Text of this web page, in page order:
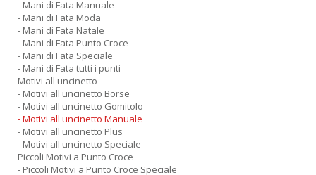
- Mani di Fata Manuale
- Mani di Fata Moda
- Mani di Fata Natale
- Mani di Fata Punto Croce
- Mani di Fata Speciale
- Mani di Fata tutti i punti
Motivi all uncinetto
- Motivi all uncinetto Borse
- Motivi all uncinetto Gomitolo
- Motivi all uncinetto Manuale
- Motivi all uncinetto Plus
- Motivi all uncinetto Speciale
Piccoli Motivi a Punto Croce
- Piccoli Motivi a Punto Croce Speciale